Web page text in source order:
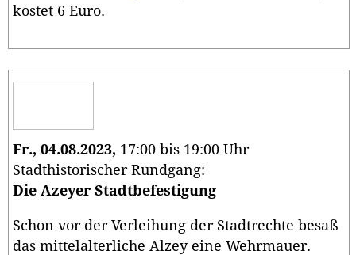
kostet 6 Euro.
Fr., 04.08.2023, 17:00 bis 19:00 Uhr
Stadthistorischer Rundgang:
Die Azeyer Stadtbefestigung
Schon vor der Verleihung der Stadtrechte besaß
das mittelalterliche Alzey eine Wehrmauer.